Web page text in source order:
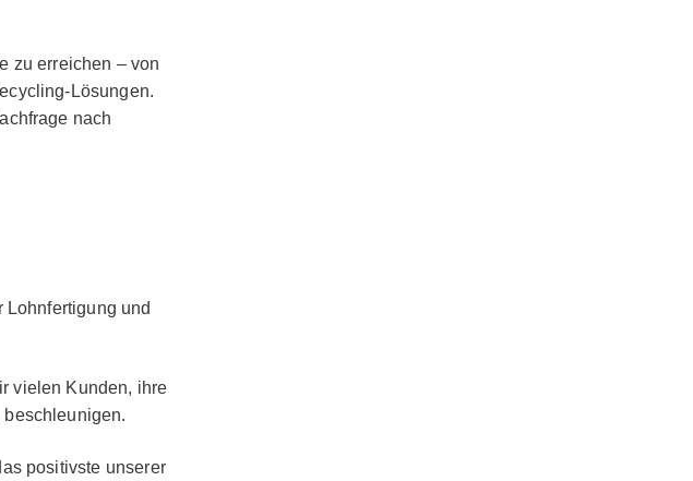
zu erreichen – von
Lösungen.
nach
Lohnfertigung und
vielen Kunden, ihre
positivste unserer